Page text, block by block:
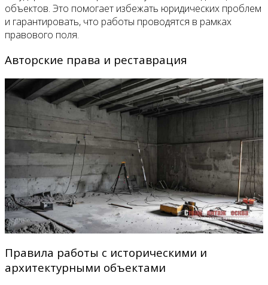
объектов. Это помогает избежать юридических проблем
и гарантировать, что работы проводятся в рамках
правового поля.
Авторские права и реставрация
Правила работы с историческими и
архитектурными объектами